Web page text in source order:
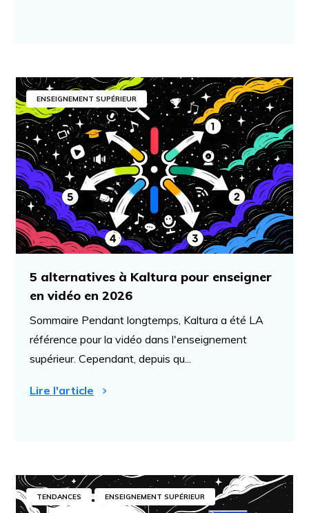
ENSEIGNEMENT SUPÉRIEUR
5 alternatives à Kaltura pour enseigner
en vidéo en 2026
Sommaire Pendant longtemps, Kaltura a été LA
référence pour la vidéo dans l'enseignement
supérieur. Cependant, depuis qu...
Lire l'article
TENDANCES ENSEIGNEMENT SUPÉRIEUR